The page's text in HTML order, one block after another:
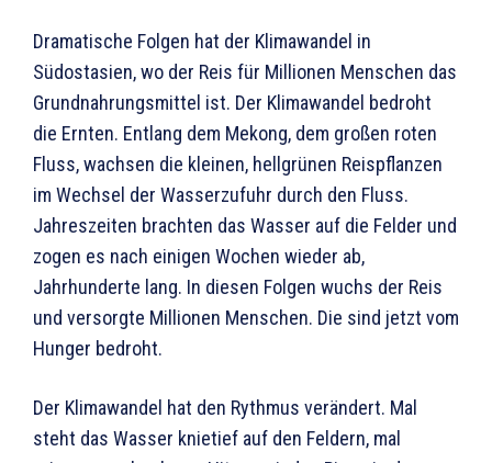
Dramatische Folgen hat der Klimawandel in
Südostasien, wo der Reis für Millionen Menschen das
Grundnahrungsmittel ist. Der Klimawandel bedroht
die Ernten. Entlang dem Mekong, dem großen roten
Fluss, wachsen die kleinen, hellgrünen Reispflanzen
im Wechsel der Wasserzufuhr durch den Fluss.
Jahreszeiten brachten das Wasser auf die Felder und
zogen es nach einigen Wochen wieder ab,
Jahrhunderte lang. In diesen Folgen wuchs der Reis
und versorgte Millionen Menschen. Die sind jetzt vom
Hunger bedroht.
Der Klimawandel hat den Rythmus verändert. Mal
steht das Wasser knietief auf den Feldern, mal